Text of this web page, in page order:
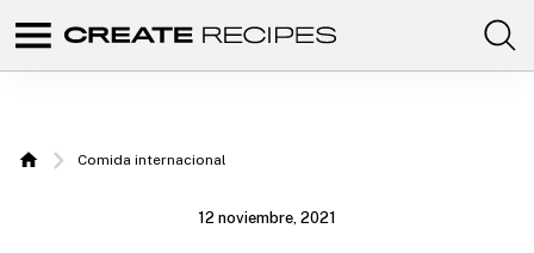
Create
|
Comunidad
con
tus
Home
Comida internacional
12 noviembre, 2021